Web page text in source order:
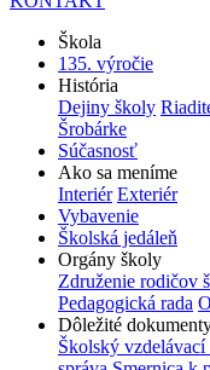
Škola
135. výročie
História
Dejiny školy
Šrobárke
Súčasnosť
Ako sa meníme
Interiér Exteriér
Vybavenie
Školská jedáleň
Orgány školy
Združenie rodičov
Pedagogická rada
Dôležité
Školský vzdelávací